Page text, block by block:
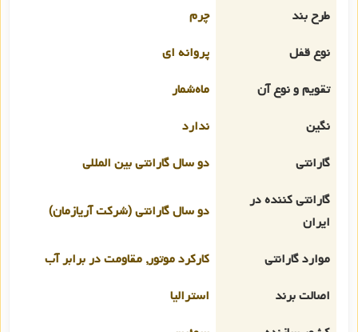
طرح بند
چرم
نوع قفل
پروانه ای
تقویم و نوع آن
ماه‌شمار
نگین
ندارد
گارانتی
دو سال گارانتی بین المللی
گارانتی کننده در
ایران
دو سال گارانتی (شرکت آریازمان)
موارد گارانتی
کارکرد موتور, مقاومت در برابر آب
اصالت برند
استرالیا